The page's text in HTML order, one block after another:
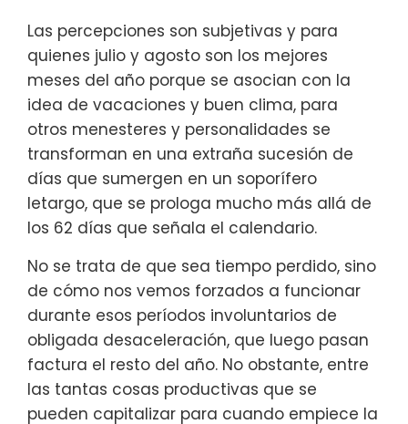
Las percepciones son subjetivas y para
quienes julio y agosto son los mejores
meses del año porque se asocian con la
idea de vacaciones y buen clima, para
otros menesteres y personalidades se
transforman en una extraña sucesión de
días que sumergen en un soporífero
letargo, que se prologa mucho más allá de
los 62 días que señala el calendario.
No se trata de que sea tiempo perdido, sino
de cómo nos vemos forzados a funcionar
durante esos períodos involuntarios de
obligada desaceleración, que luego pasan
factura el resto del año. No obstante, entre
las tantas cosas productivas que se
pueden capitalizar para cuando empiece la